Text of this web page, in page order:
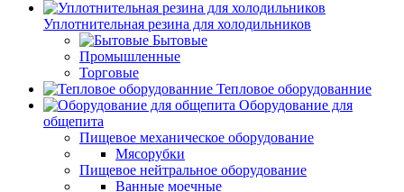
Уплотнительная резина для холодильников
Бытовые
Промышленные
Торговые
Тепловое оборудованние
Оборудование для
общепита
Пищевое механическое оборудование
Мясорубки
Пищевое нейтральное оборудование
Ванные моечные